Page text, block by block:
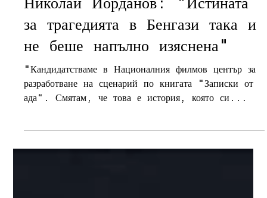
7.10.2025 г. време за четене: 2 мин.
Interviews
Николай Йорданов: "Истината
за трагедията в Бенгази така и
не беше напълно изяснена"
ада“. Смятам, че това е история, която си...